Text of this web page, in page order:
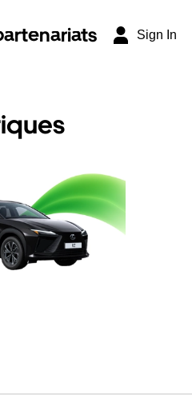
Sign In